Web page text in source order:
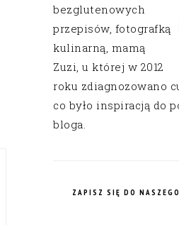
bezglutenowych
przepisów, fotografką
kulinarną, mamą
Zuzi, u której w 2012
roku zdiagnozowano
co było inspiracją do
bloga.
ZAPISZ SIĘ DO